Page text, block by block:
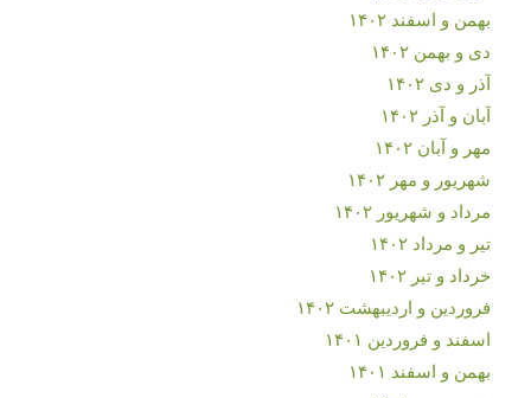
بهمن و اسفند ۱۴۰۲
دی و بهمن ۱۴۰۲
آذر و دی ۱۴۰۲
آبان و آذر ۱۴۰۲
مهر و آبان ۱۴۰۲
شهریور و مهر ۱۴۰۲
مرداد و شهریور ۱۴۰۲
تیر و مرداد ۱۴۰۲
خرداد و تیر ۱۴۰۲
فروردین و اردیبهشت ۱۴۰۲
اسفند و فروردین ۱۴۰۱
بهمن و اسفند ۱۴۰۱